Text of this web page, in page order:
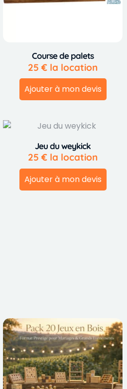
Course de palets
25 € la location
Ajouter à mon devis
Jeu du weykick
25 € la location
Ajouter à mon devis